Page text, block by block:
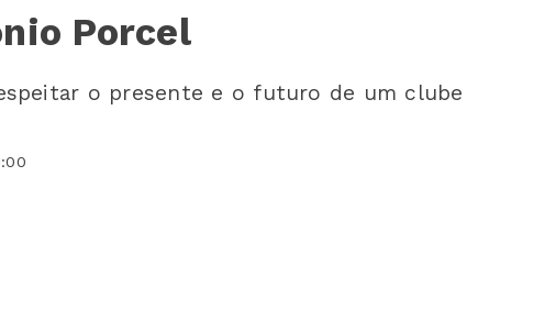
Porcel
o presente e o futuro de um clube